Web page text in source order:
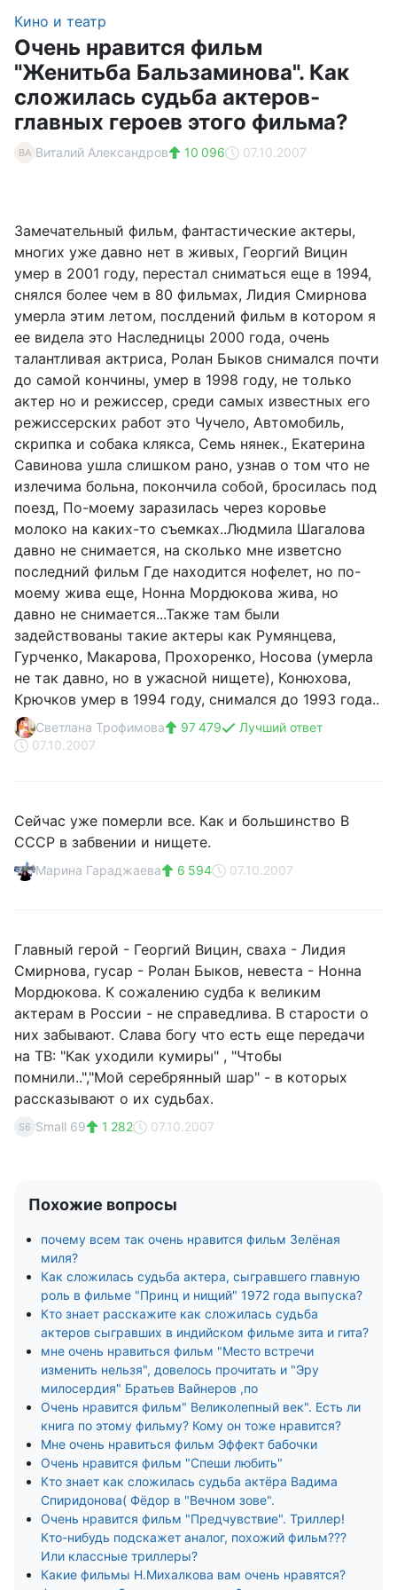
Кино и театр
Очень нравится фильм
"Женитьба Бальзаминова". Как
сложилась судьба актеров-
главных героев этого фильма?
ВА Виталий Александров 10 096 07.10.2007
Замечательный фильм, фантастические актеры,
многих уже давно нет в живых, Георгий Вицин
умер в 2001 году, перестал сниматься еще в 1994,
снялся более чем в 80 фильмах, Лидия Смирнова
умерла этим летом, послдений фильм в котором я
ее видела это Наследницы 2000 года, очень
талантливая актриса, Ролан Быков снимался почти
до самой кончины, умер в 1998 году, не только
актер но и режиссер, среди самых известных его
режиссерских работ это Чучело, Автомобиль,
скрипка и собака клякса, Семь нянек., Екатерина
Савинова ушла слишком рано, узнав о том что не
излечима больна, покончила собой, бросилась под
поезд, По-моему заразилась через коровье
молоко на каких-то съемках..Людмила Шагалова
давно не снимается, на сколько мне изветсно
последний фильм Где находится нофелет, но по-
моему жива еще, Нонна Мордюкова жива, но
давно не снимается...Также там были
задействованы такие актеры как Румянцева,
Гурченко, Макарова, Прохоренко, Носова (умерла
не так давно, но в ужасной нищете), Конюхова,
Крючков умер в 1994 году, снимался до 1993 года..
Светлана Трофимова 97 479
Лучший ответ
07.10.2007
Сейчас уже померли все. Как и большинство В
СССР в забвении и нищете.
Марина Гараджаева 6 594 07.10.2007
Главный герой - Георгий Вицин, сваха - Лидия
Смирнова, гусар - Ролан Быков, невеста - Нонна
Мордюкова. К сожалению судба к великим
актерам в России - не справедлива. В старости о
них забывают. Слава богу что есть еще передачи
на ТВ: "Как уходили кумиры" , "Чтобы
помнили..","Мой серебрянный шар" - в которых
рассказывают о их судьбах.
S6 Small 69 1 282 07.10.2007
Похожие вопросы
почему всем так очень нравится фильм Зелёная
миля?
Как сложилась судьба актера, сыгравшего главную
роль в фильме "Принц и нищий" 1972 года выпуска?
Кто знает расскажите как сложилась судьба
актеров сыгравших в индийском фильме зита и гита?
мне очень нравиться фильм "Место встречи
изменить нельзя", довелось прочитать и "Эру
милосердия" Братьев Вайнеров ,по
Очень нравится фильм" Великолепный век". Есть ли
книга по этому фильму? Кому он тоже нравится?
Мне очень нравиться фильм Эффект бабочки
Очень нравится фильм "Спеши любить"
Кто знает как сложилась судьба актёра Вадима
Спиридонова( Фёдор в "Вечном зове".
Очень нравится фильм "Предчувствие". Триллер!
Кто-нибудь подскажет аналог, похожий фильм???
Или классные триллеры?
Какие фильмы Н.Михалкова вам очень нравятся?